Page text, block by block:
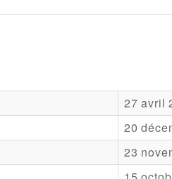
27 avril
20
23